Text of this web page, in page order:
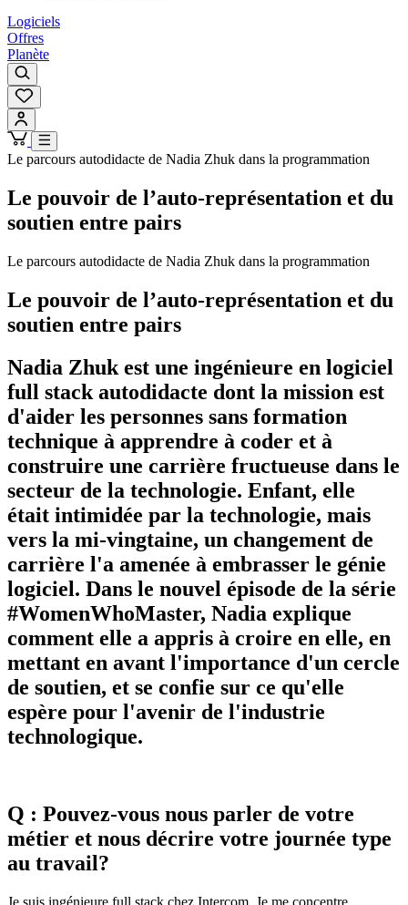
Logiciels
Offres
Planète
Le parcours autodidacte de Nadia Zhuk dans la programmation
Le pouvoir de l’auto-représentation et du
soutien entre pairs
Le parcours autodidacte de Nadia Zhuk dans la programmation
Le pouvoir de l’auto-représentation et du
soutien entre pairs
Nadia Zhuk est une ingénieure en logiciel
full stack autodidacte dont la mission est
d'aider les personnes sans formation
technique à apprendre à coder et à
construire une carrière fructueuse dans le
secteur de la technologie. Enfant, elle
était intimidée par la technologie, mais
vers la mi-vingtaine, un changement de
carrière l'a amenée à embrasser le génie
logiciel. Dans le nouvel épisode de la série
#WomenWhoMaster, Nadia explique
comment elle a appris à croire en elle, en
mettant en avant l'importance d'un cercle
de soutien, et se confie sur ce qu'elle
espère pour l'avenir de l'industrie
technologique.
Q : Pouvez-vous nous parler de votre
métier et nous décrire votre journée type
au travail?
Je suis ingénieure full stack chez Intercom. Je me concentre